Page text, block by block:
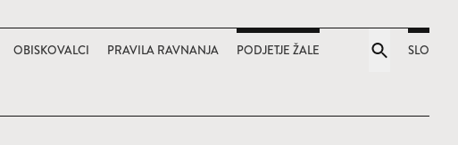
OBISKOVALCI PRAVILA RAVNANJA PODJETJE ŽALE SLO